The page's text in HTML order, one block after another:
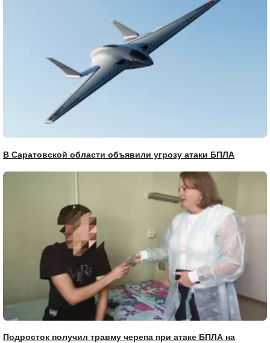
В Саратовской области объявили угрозу атаки БПЛА
Подросток получил травму черепа при атаке БПЛА на